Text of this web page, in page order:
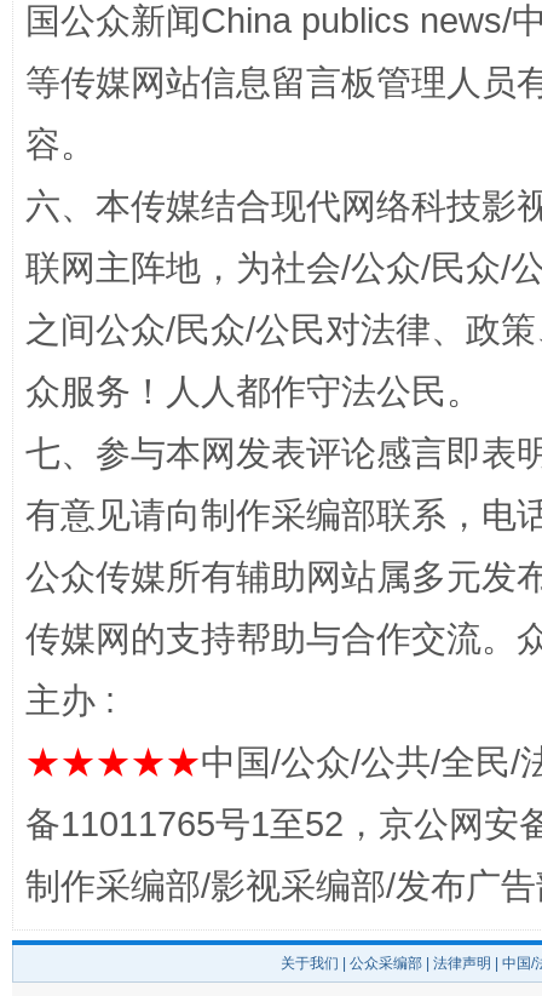
扯下公款旅游的“隐身衣” 如何以
“蜀中异人”王建安的艺术幻境
东山县通报“牛蛙产品抗生素超标问题” 法
国公众新闻China publics news/
等传媒网站信息留言板管理人员
容。
六、本传媒结合现代网络科技影
联网主阵地，为社会/公众/民众/
之间公众/民众/公民对法律、政
众服务！人人都作守法公民。
七、参与本网发表评论感言即表
有意见请向制作采编部联系，电
公众传媒所有辅助网站属多元发
传媒网的支持帮助与合作交流。
主办 :
★★★★★中国/公众/公共/全民/
备11011765号1至52，京公网安
制作采编部/影视采编部/发布广
关于我们 公众采编部 法律声明 | 中国